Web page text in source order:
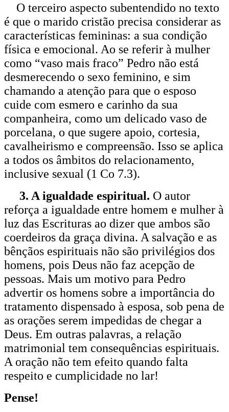
O terceiro aspecto subentendido no texto
é que o marido cristão precisa considerar as
características femininas: a sua condição
física e emocional. Ao se referir à mulher
como “vaso mais fraco” Pedro não está
desmerecendo o sexo feminino, e sim
chamando a atenção para que o esposo
cuide com esmero e carinho da sua
companheira, como um delicado vaso de
porcelana, o que sugere apoio, cortesia,
cavalheirismo e compreensão. Isso se aplica
a todos os âmbitos do relacionamento,
inclusive sexual (1 Co 7.3).
3. A igualdade espiritual. O autor
reforça a igualdade entre homem e mulher à
luz das Escrituras ao dizer que ambos são
coerdeiros da graça divina. A salvação e as
bênçãos espirituais não são privilégios dos
homens, pois Deus não faz acepção de
pessoas. Mais um motivo para Pedro
advertir os homens sobre a importância do
tratamento dispensado à esposa, sob pena de
as orações serem impedidas de chegar a
Deus. Em outras palavras, a relação
matrimonial tem consequências espirituais.
A oração não tem efeito quando falta
respeito e cumplicidade no lar!
Pense!